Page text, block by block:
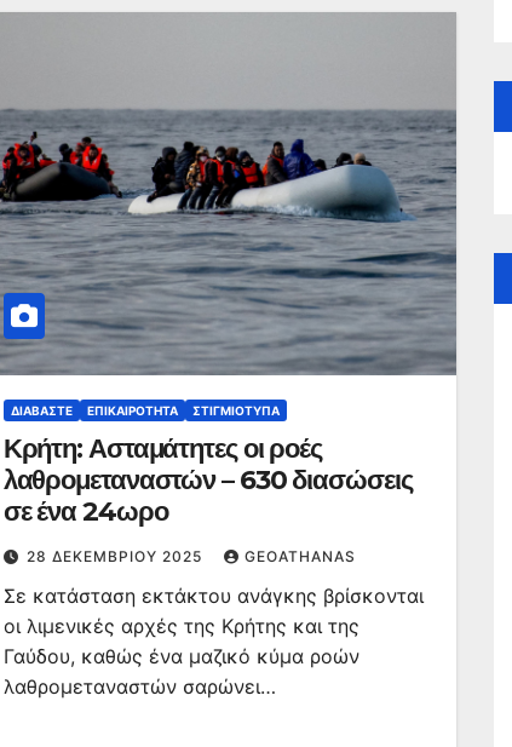
ΔΙΑΒΆΣΤΕ ΕΠΙΚΑΙΡΌΤΗΤΑ ΣΤΙΓΜΙΌΤΥΠΑ
Κρήτη: Ασταμάτητες οι ροές
λαθρομεταναστών – 630 διασώσεις
σε ένα 24ωρο
28 ΔΕΚΕΜΒΡΊΟΥ 2025 GEOATHANAS
Σε κατάσταση εκτάκτου ανάγκης βρίσκονται
οι λιμενικές αρχές της Κρήτης και της
Γαύδου, καθώς ένα μαζικό κύμα ροών
λαθρομεταναστών σαρώνει…